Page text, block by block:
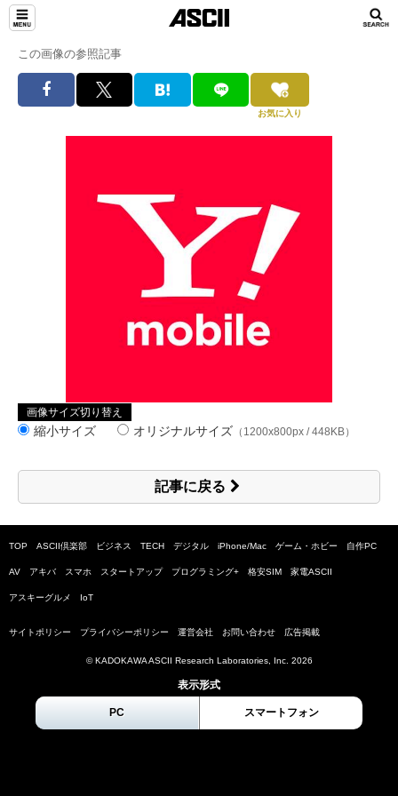
この画像の参照記事
お気に入り
画像サイズ切り替え
縮小サイズ オリジナルサイズ （1200x800px / 448KB）
記事に戻る
TOP ASCII倶楽部 ビジネス TECH デジタル iPhone/Mac ゲーム・ホビー 自作PC
AV アキバ スマホ スタートアップ プログラミング+ 格安SIM 家電ASCII
アスキーグルメ IoT
サイトポリシー プライバシーポリシー 運営会社 お問い合わせ 広告掲載
© KADOKAWA ASCII Research Laboratories, Inc. 2026
表示形式
PC スマートフォン